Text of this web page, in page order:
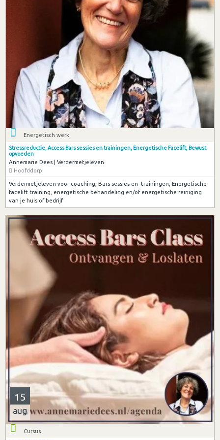
Energetisch werk
Stressreductie, Access Bars sessies en trainingen, Energetische Facelift, Bewust
opvoeden
Annemarie Dees | Verdermetjeleven
Hoofddorp
Verdermetjeleven voor coaching, Bars-sessies en -trainingen, Energetische
facelift training, energetische behandeling en/of energetische reiniging
van je huis of bedrijf
15
aug
Cursus